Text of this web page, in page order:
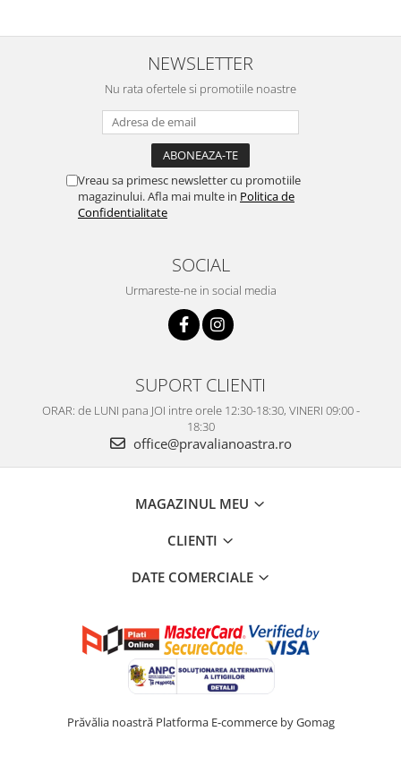
NEWSLETTER
Nu rata ofertele si promotiile noastre
Vreau sa primesc newsletter cu promotiile
magazinului. Afla mai multe in Politica de
Confidentialitate
SOCIAL
Urmareste-ne in social media
SUPORT CLIENTI
ORAR: de LUNI pana JOI intre orele 12:30-18:30, VINERI 09:00 -
18:30
office@pravalianoastra.ro
MAGAZINUL MEU
CLIENTI
DATE COMERCIALE
Prăvălia noastră Platforma E-commerce by Gomag